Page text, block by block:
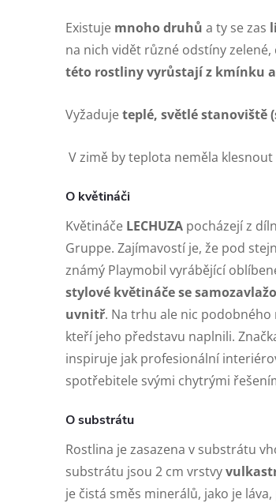
Existuje mnoho druhů a ty se zas
na nich vidět různé odstíny
této rostliny vyrůstají z kmínku
Vyžadujeteplé, světlé stanoviště
V zimě by teplota neměla klesnout
O květináči
Květináče LECHUZA pocházejí z
Gruppe. Zajímavostí je, že pod
známý Playmobil vyrábějící
stylové květináče se
uvnitř. Na trhu ale nic podobného
kteří jeho představu naplnili.
inspiruje jak profesionální
spotřebitele svými chytrými
O substrátu
Rostlina je zasazena v substrátu
substrátu jsou 2 cm vrstvy
je čistá směs minerálů, jako je